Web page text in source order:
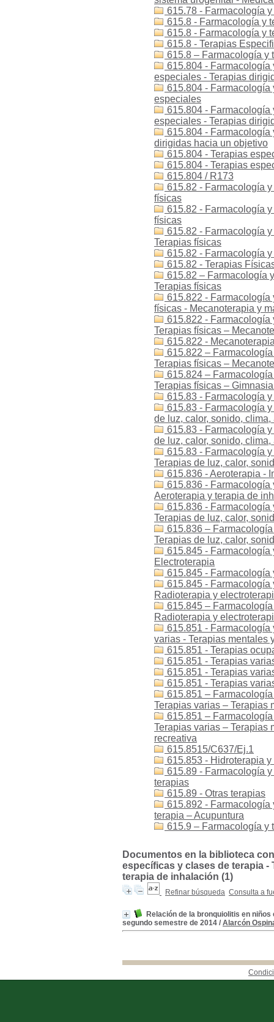
615.78 - Farmacología
615.8 - Farmacología y
615.8 - Farmacología y
615.8 - Terapias
615.8 – Farmacología y
615.804 - Farmacología
especiales - Terapias
615.804 - Farmacología
especiales
615.804 - Farmacología
especiales - Terapias
615.804 - Farmacología
dirigidas hacia un objetivo
615.804 - Terapias
615.804 - Terapias
615.804 / R173
615.82 - Farmacología
físicas
615.82 - Farmacología
físicas
615.82 - Farmacología
Terapias físicas
615.82 - Farmacología
615.82 - Terapias
615.82 – Farmacología
Terapias físicas
615.822 - Farmacología
físicas - Mecanoterapia y
615.822 - Farmacología
Terapias físicas –
615.822 -
615.822 –
Terapias físicas –
615.824 –
Terapias físicas –
615.83 - Farmacología
615.83 - Farmacología
de luz, calor, sonido,
615.83 - Farmacología
de luz, calor, sonido,
615.83 - Farmacología
Terapias de luz, calor,
615.836 - Aeroterapia -
615.836 - Farmacología
Aeroterapia y terapia de
615.836 - Farmacología
Terapias de luz, calor,
615.836 –
Terapias de luz, calor,
615.845 - Farmacología
Electroterapia
615.845 - Farmacología
615.845 - Farmacología
Radioterapia y
615.845 –
Radioterapia y
615.851 - Farmacología
varias - Terapias mentales
615.851 - Terapias
615.851 - Terapias
615.851 - Terapias
615.851 - Terapias
615.851 –
Terapias varias – Terapias
615.851 –
Terapias varias – Terapias
recreativa
615.8515/C637/Ej.1
615.853 - Hidroterapia
615.89 - Farmacología
terapias
615.89 - Otras terapias
615.892 - Farmacología
terapia – Acupuntura
615.9 – Farmacología y
Documentos en la biblioteca
específicas y clases de terapia -
terapia de inhalación (1)
Refinar búsqueda Consulta a
Relación de la bronquiolitis en
segundo semestre de 2014 / Alarcón